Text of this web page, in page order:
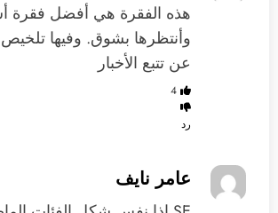
هذه الفقرة هي أفضل فقرة
وأنتظرها بشوق. وفيها
عن تتبع الأخبار
4
رد
عامر نايف